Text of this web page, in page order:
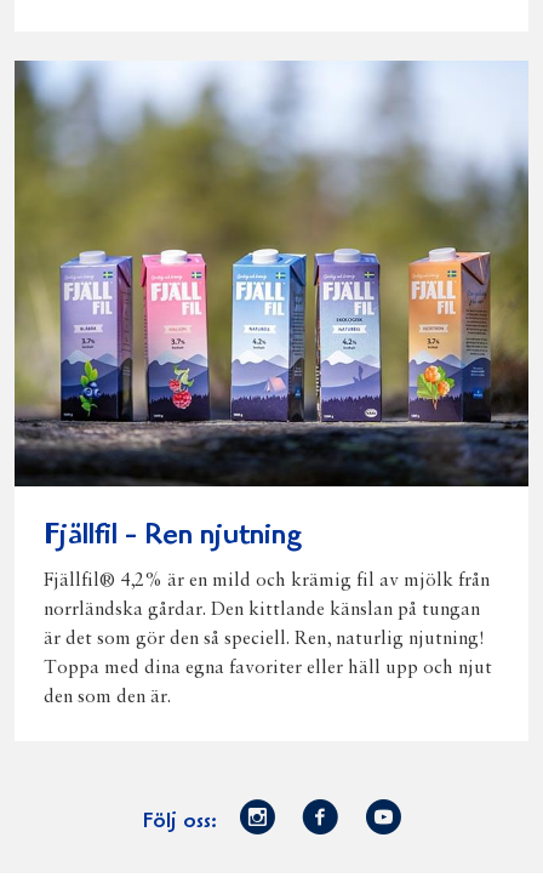
Fjällfil - Ren njutning
Fjällfil® 4,2% är en mild och krämig fil av mjölk från
norrländska gårdar. Den kittlande känslan på tungan
är det som gör den så speciell. Ren, naturlig njutning!
Toppa med dina egna favoriter eller häll upp och njut
den som den är.
Följ oss:
Norrmejerier
Facebook
Youtube